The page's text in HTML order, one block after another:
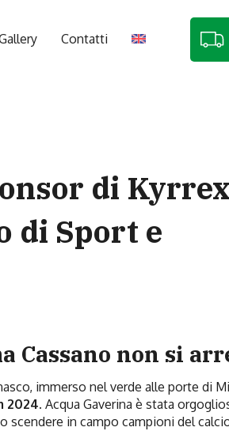
Contatti
di
di Sport e
Cassano non si
immerso nel verde alle porte di
2024. Acqua Gaverina è stata
in campo campioni del